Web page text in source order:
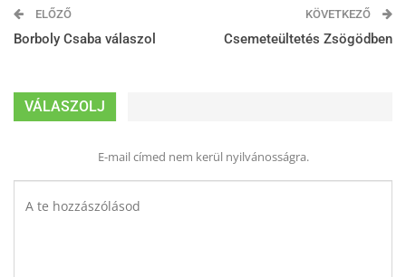
ELŐZŐ
Borboly Csaba válaszol
KÖVETKEZŐ
Csemeteültetés Zsögödben
VÁLASZOLJ
E-mail címed nem kerül nyilvánosságra.